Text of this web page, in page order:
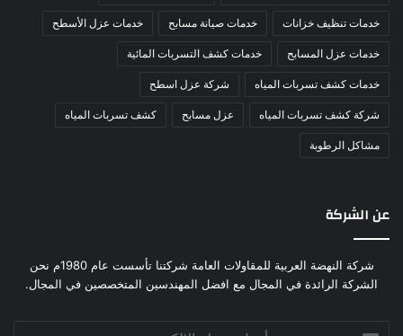
خدمات تنظيف خزانات خدمات صيانة مسابح خدمات عزل الأسطح
خدمات عزل المسابح خدمات كشف التسربات المائية
خدمات كشف تسربات المياه شركة عزل اسطح
شركة كشف تسربات المياه عزل مسابح كشف تسربات المياه
مشاكل الرطوبة
عن الشركة
شركة النهضة العربية للمقاولات العامة شركتنا تأسست عام 1980م نحن
الشركة الرائدة في المجال مع افضل المهندسين المتخصصين في المجال.